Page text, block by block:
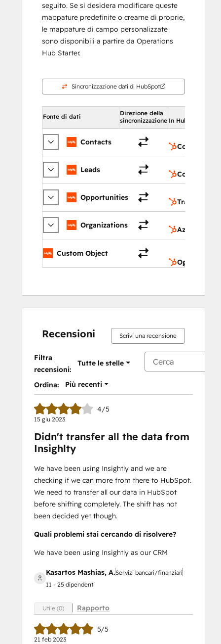
seguito. Se si desidera modificare queste
mappature predefinite o crearne di proprie,
le mappature di campo personalizzate
sono disponibili a partire da Operations
Hub Starter.
Sincronizzazione dati di HubSpot
Fonte di dati
Direzione della
sincronizzazione In HubSpot
Contacts Contatti
Leads Contatti
Opportunities Trattative
Organizations Aziende
Custom Object
Oggetti
Recensioni Scrivi una recensione
Filtra
recensioni:
Tutte le stelle
Ordina: Più recenti
4/5
15 giu 2023
Didn't transfer all the data from
Insighlty
We have been using Insightly and we are
checking if we can more from there to HubSpot.
We need to transfer all our data in HubSpot
before shifting completely. The shift has not
been decided yet though.
Quali problemi stai cercando di risolvere?
We have been using Insightly as our CRM
Kasartos Mashias, A.Servizi bancari/finanziari
11 - 25 dipendenti
Utile (0) Rapporto
5/5
21 feb 2023